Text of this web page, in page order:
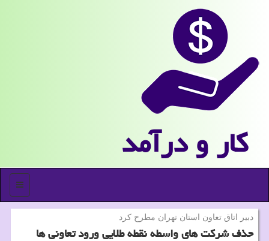
كار و درآمد
منو
دبیر اتاق تعاون استان تهران مطرح كرد
حذف شرکت های واسطه نقطه طلایی ورود تعاونی ها